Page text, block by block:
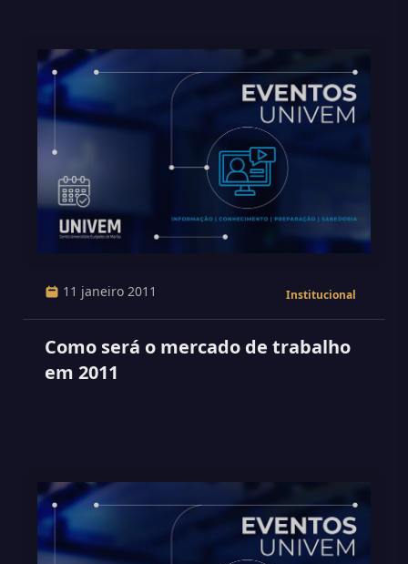
11 janeiro 2011 Institucional
Como será o mercado de trabalho
em 2011